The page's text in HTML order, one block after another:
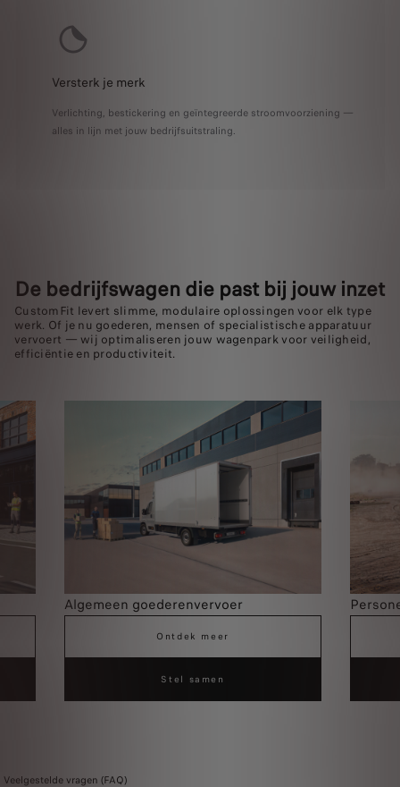
Versterk je merk
Verlichting, bestickering en geïntegreerde stroomvoorziening —
alles in lijn met jouw bedrijfsuitstraling.
De bedrijfswagen die past bij jouw inzet
CustomFit levert slimme, modulaire oplossingen voor elk type
werk. Of je nu goederen, mensen of specialistische apparatuur
vervoert — wij optimaliseren jouw wagenpark voor veiligheid,
efficiëntie en productiviteit.
Algemeen goederenvervoer
Ontdek meer
Stel samen
Veelgestelde vragen (FAQ)